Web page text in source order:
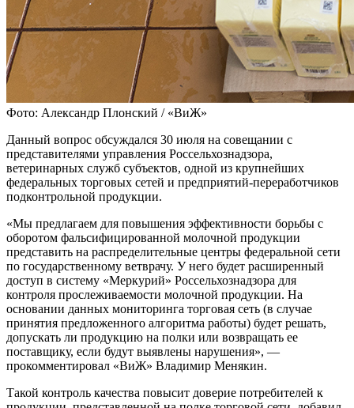
Фото: Александр Плонский / «ВиЖ»
Данный вопрос обсуждался 30 июля на совещании с
представителями управления Россельхознадзора,
ветеринарных служб субъектов, одной из крупнейших
федеральных торговых сетей и предприятий-переработчиков
подконтрольной продукции.
«Мы предлагаем для повышения эффективности борьбы с
оборотом фальсифицированной молочной продукции
представить на распределительные центры федеральной сети
по государственному ветврачу. У него будет расширенный
доступ в систему «Меркурий» Россельхознадзора для
контроля прослеживаемости молочной продукции. На
основании данных мониторинга торговая сеть (в случае
принятия предложенного алгоритма работы) будет решать,
допускать ли продукцию на полки или возвращать ее
поставщику, если будут выявлены нарушения», —
прокомментировал «ВиЖ» Владимир Менякин.
Такой контроль качества повысит доверие потребителей к